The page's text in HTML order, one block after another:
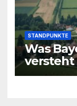
STANDPUNKTE
Was
versteht